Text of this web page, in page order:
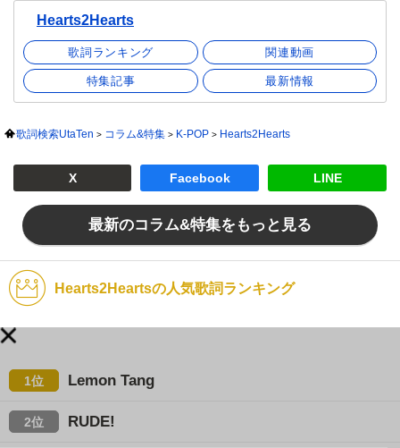
Hearts2Hearts
歌詞ランキング 関連動画
特集記事 最新情報
歌詞検索UtaTen コラム&特集 K-POP Hearts2Hearts
X Facebook LINE
最新のコラム&特集をもっと見る
Hearts2Heartsの人気歌詞ランキング
1位 Lemon Tang
2位 RUDE!